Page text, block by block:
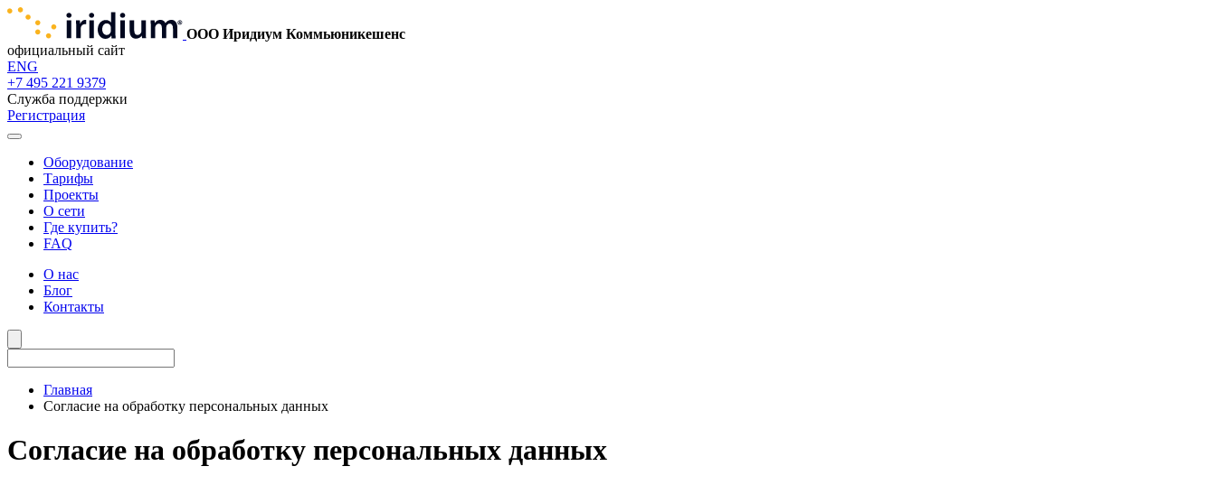
ООО Иридиум Коммьюникешенс
официальный сайт
ENG
+7 495 221 9379
Служба поддержки
Регистрация
Оборудование
Тарифы
Проекты
О сети
Где купить?
FAQ
О нас
Блог
Контакты
Главная
Согласие на обработку персональных данных
Согласие на обработку персональных данных